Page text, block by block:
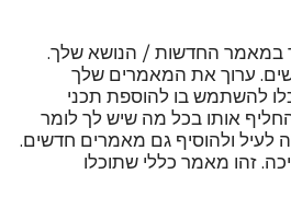
במאמר החדשות / הנושא שלך.
ערוך את המאמרים שלך
להשתמש בו להוספת תכני
אותו בכל מה שיש לך לומר
ולהוסיף גם מאמרים חדשים.
זהו מאמר כללי שתוכלו